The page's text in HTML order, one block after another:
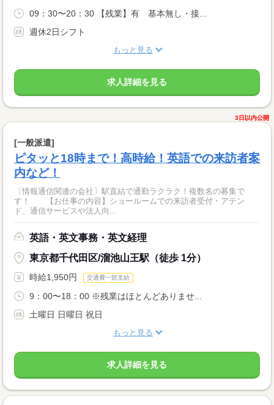
09：30〜20：30 【残業】有 基本無し・接...
週休2日シフト
もっと見る
求人詳細を見る
3日以内公開
[一般派遣]
ピタッと18時まで！高時給！英語での来訪者案
内など！
〔情報通信関連の会社〕駅直結で通勤ラクラク！複数名の募集で
す！ 【お仕事の内容】ショールームでの来訪者受付・アテン
ド、通信サービスや法人向...
英語・英文事務・英文経理
東京都千代田区/溜池山王駅（徒歩 1分）
時給1,950円 交通費一部支給
9：00〜18：00 ※残業はほとんどありませ...
土曜日 日曜日 祝日
もっと見る
求人詳細を見る